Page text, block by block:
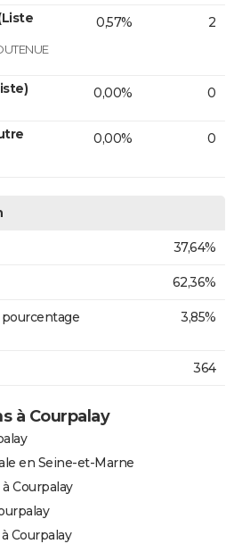
0,57% 2
0,00% 0
0,00% 0
37,64%
62,36%
3,85%
364
à Courpalay
en Seine-et-Marne
Courpalay
Courpalay